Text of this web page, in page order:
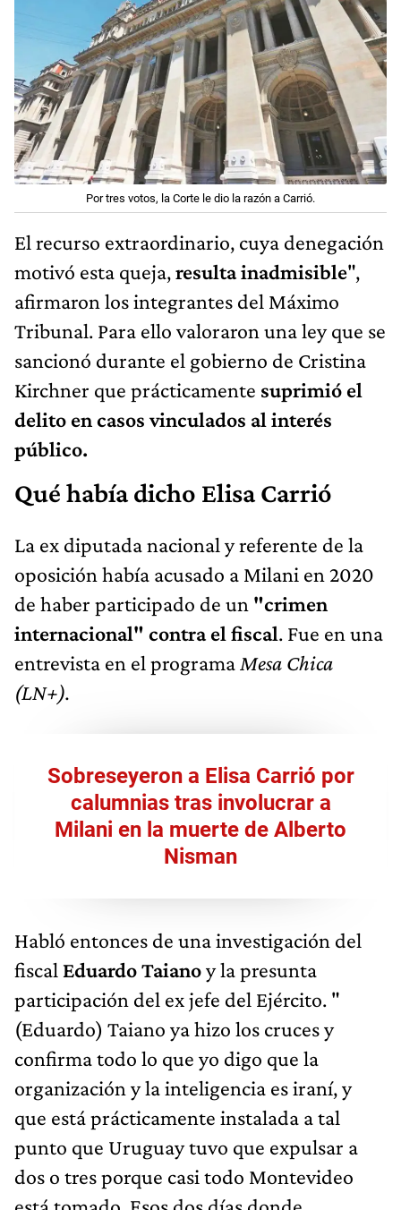
Por tres votos, la Corte le dio la razón a Carrió.
El recurso extraordinario, cuya denegación
motivó esta queja,resulta inadmisible",
afirmaron los integrantes del Máximo
Tribunal. Para ello valoraron una ley que se
sancionó durante el gobierno de Cristina
Kirchner que prácticamente suprimió el
delito en casos vinculados al interés
público.
Qué había dicho Elisa Carrió
La ex diputada nacional y referente de la
oposición había acusado a Milani en 2020
de haber participado de un "crimen
internacional" contra el fiscal. Fue en una
entrevista en el programa Mesa Chica
(LN+).
Sobreseyeron a Elisa Carrió por
calumnias tras involucrar a
Milani en la muerte de Alberto
Nisman
Habló entonces de una investigación del
fiscal Eduardo Taianoy la presunta
participación del ex jefe del Ejército. "
(Eduardo) Taiano ya hizo los cruces y
confirma todo lo que yo digo que la
organización y la inteligencia es iraní, y
que está prácticamente instalada a tal
punto que Uruguay tuvo que expulsar a
dos o tres porque casi todo Montevideo